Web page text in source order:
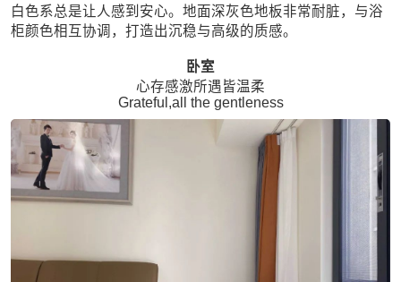
白色系总是让人感到安心。地面深灰色地板非常耐脏，与浴
柜颜色相互协调，打造出沉稳与高级的质感。
卧室
心存感激所遇皆温柔
Grateful,all the gentleness